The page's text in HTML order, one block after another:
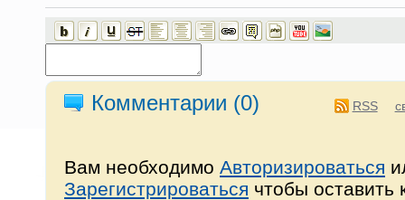
Комментарии (0) RSS
Вам необходимо Авторизироваться
Зарегистрироваться чтобы оставить